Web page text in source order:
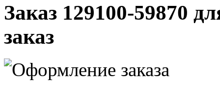
Заказ 129100-59870
заказ